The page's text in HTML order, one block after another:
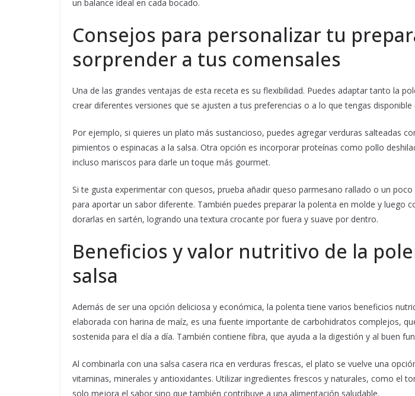
un balance ideal en cada bocado.
Consejos para personalizar tu
sorprender a tus comensales
Una de las grandes ventajas de esta receta es su flexibilidad. Puedes adaptar tanto la
crear diferentes versiones que se ajusten a tus preferencias o a lo que tengas disponible
Por ejemplo, si quieres un plato más sustancioso, puedes agregar verduras salteadas
pimientos o espinacas a la salsa. Otra opción es incorporar proteínas como pollo
incluso mariscos para darle un toque más gourmet.
Si te gusta experimentar con quesos, prueba añadir queso parmesano rallado o un
para aportar un sabor diferente. También puedes preparar la polenta en molde y luego
dorarlas en sartén, logrando una textura crocante por fuera y suave por dentro.
Beneficios y valor nutritivo de la
salsa
Además de ser una opción deliciosa y económica, la polenta tiene varios beneficios
elaborada con harina de maíz, es una fuente importante de carbohidratos complejos,
sostenida para el día a día. También contiene fibra, que ayuda a la digestión y al buen
Al combinarla con una salsa casera rica en verduras frescas, el plato se vuelve una
vitaminas, minerales y antioxidantes. Utilizar ingredientes frescos y naturales, como el
solo mejora el sabor sino que también contribuye a una alimentación saludable.